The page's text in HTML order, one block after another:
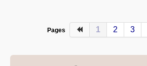
Pages 1 2 3